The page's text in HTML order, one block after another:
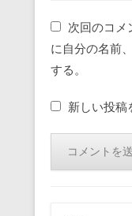
次回のコメ
に自分の名前
する。
新しい投稿